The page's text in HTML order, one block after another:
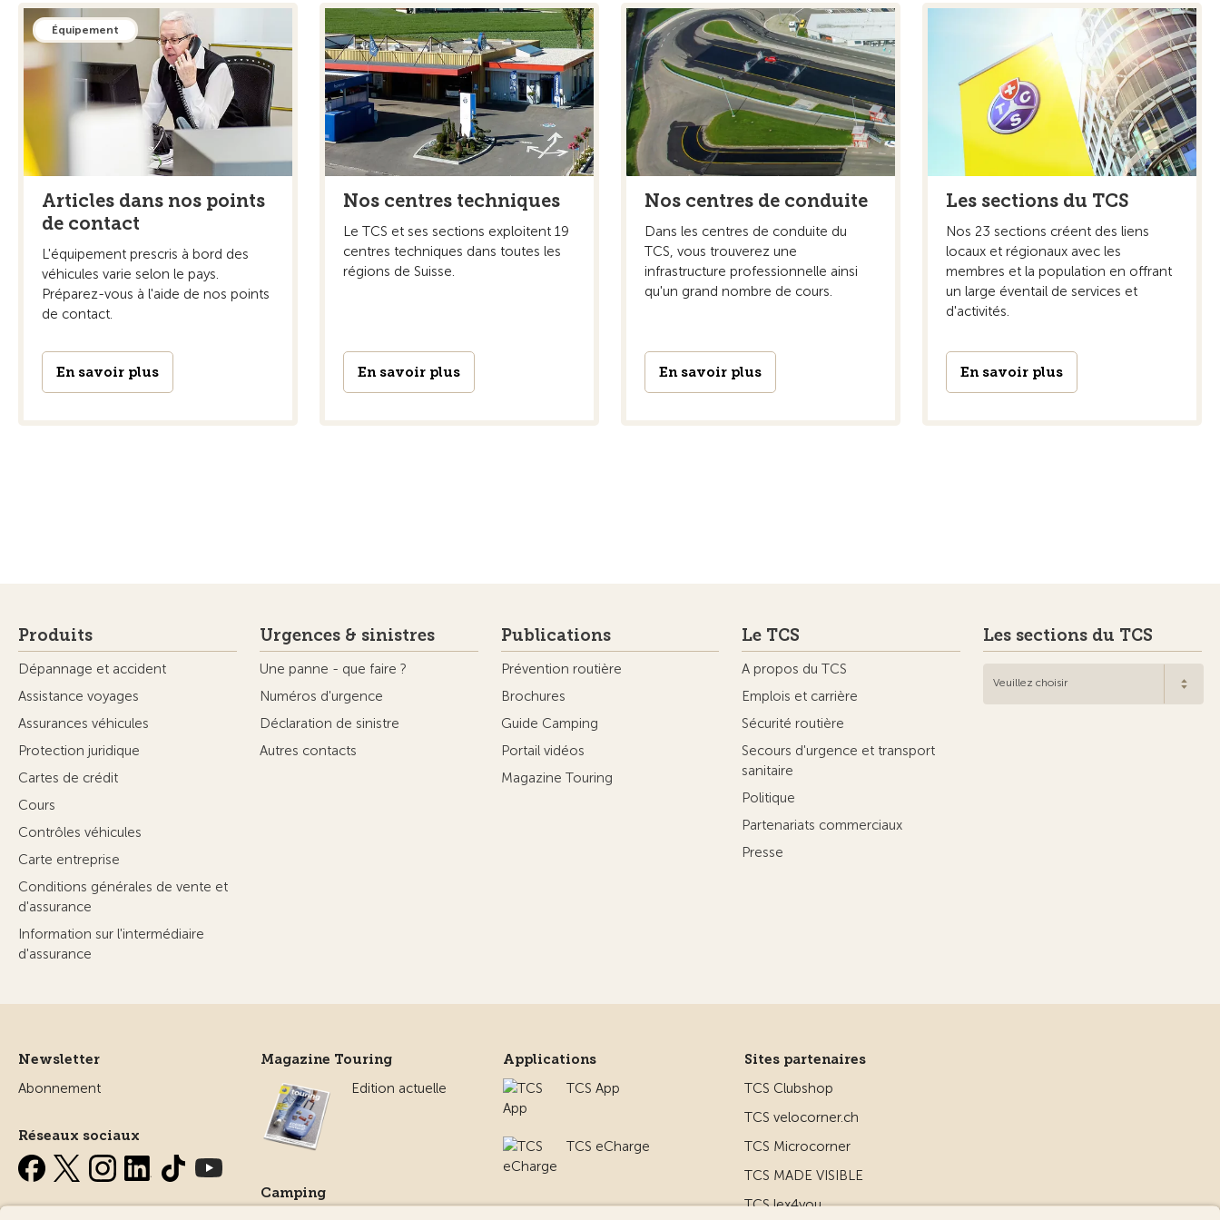
Équipement
Articles dans nos points
de contact
L'équipement prescris à bord des
véhicules varie selon le pays.
Préparez-vous à l'aide de nos points
de contact.
En savoir plus
Nos centres techniques
Le TCS et ses sections exploitent 19
centres techniques dans toutes les
régions de Suisse.
En savoir plus
Nos centres de conduite
Dans les centres de conduite du
TCS, vous trouverez une
infrastructure professionnelle ainsi
qu'un grand nombre de cours.
En savoir plus
Les sections du TCS
Nos 23 sections créent des liens
locaux et régionaux avec les
membres et la population en offrant
un large éventail de services et
d'activités.
En savoir plus
Produits
Dépannage et accident
Assistance voyages
Assurances véhicules
Protection juridique
Cartes de crédit
Cours
Contrôles véhicules
Carte entreprise
Conditions générales de vente et
d'assurance
Information sur l'intermédiaire
d'assurance
Urgences & sinistres
Une panne - que faire ?
Numéros d'urgence
Déclaration de sinistre
Autres contacts
Publications
Prévention routière
Brochures
Guide Camping
Portail vidéos
Magazine Touring
Le TCS
A propos du TCS
Emplois et carrière
Sécurité routière
Secours d'urgence et transport
sanitaire
Politique
Partenariats commerciaux
Presse
Les sections du TCS
Veuillez choisir
Newsletter
Abonnement
Réseaux sociaux
Magazine Touring
Edition actuelle
Camping
Applications
TCS App
TCS eCharge
Sites partenaires
TCS Clubshop
TCS velocorner.ch
TCS Microcorner
TCS MADE VISIBLE
TCS lex4you